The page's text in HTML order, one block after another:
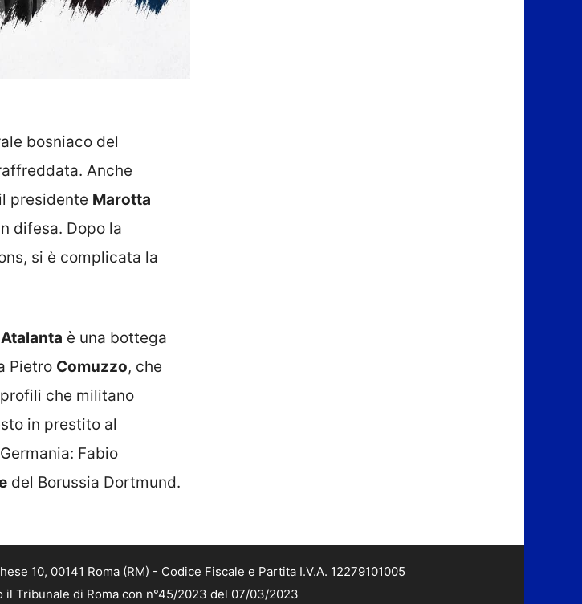
bosniaco del
Anche
presidente Marotta
difesa. Dopo la
si è complicata la
Atalanta è una bottega
Pietro Comuzzo, che
che militano
in prestito al
Fabio
del Borussia Dortmund.
10, 00141 Roma (RM) - Codice Fiscale e Partita I.V.A. 12279101005
Tribunale di Roma con n°45/2023 del 07/03/2023